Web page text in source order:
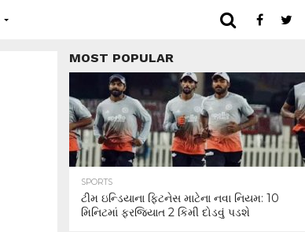
MOST POPULAR
SPORTS
ટીમ ઇન્ડિયાના ફિટનેસ માટેના નવા નિયમ: 10
મિનિટમાં ફરજિયાત 2 કિમી દોડવું પડશે